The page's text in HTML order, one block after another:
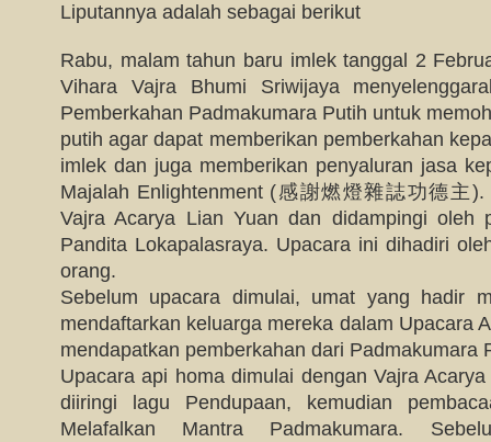
Liputannya adalah sebagai berikut
Rabu, malam tahun baru imlek tanggal 2
Vihara Vajra Bhumi Sriwijaya
Pemberkahan Padmakumara Putih untuk
putih agar dapat memberikan pemberkahan
imlek dan juga memberikan penyaluran jasa
Majalah Enlightenment (感謝燃燈雜誌功德主).
Vajra Acarya Lian Yuan dan didampingi oleh
Pandita Lokapalasraya. Upacara ini dihadiri
orang.
Sebelum upacara dimulai, umat yang hadir
mendaftarkan keluarga mereka dalam Upacara
mendapatkan pemberkahan dari Padmakumara
Upacara api homa dimulai dengan Vajra
diiringi lagu Pendupaan, kemudian
Melafalkan Mantra Padmakumara.